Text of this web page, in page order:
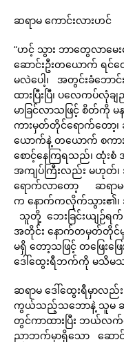
ဆရာမ ကောင်းလားဟင်
“ဟင့် သွား ဘာတွေလာမေ
ဆောင်းဦးတယောက် ရင်တွ
မလဲပေါ့၊ အတွင်းခံဘေ
ထားပြီးပြီ၊ ပလေကပ်လုံ
မာခြင်လာသဖြင့် စိတ်ကို
ကားမှတ်တိုင်ရောက်တော့၊
ယောက်နဲ့ တယောက် စကား
စောင့်နေကြရသည်၊ ထုံ
အကျပ်ကြီးလည်း မဟုတ်၊
ရောက်လာတော့ ဆရာမဒ
က နောက်ကလိုက်သွား၏၊
သူတို့ ဘေးခြင်းယျဉ်ရက်
အတိုင်း နောက်တမှတ်တိုင်မှ
မရှိ တော့သဖြင့် တဖြေးဖ
ဒေါ်ထွေးရီဘက်ကို မသိမ
ဆရာမ ဒေါ်ထွေးရီမှာလ
ကွယ်သည့်သဘောနဲ့ သူမ
တွင်ကာထားပြီး ဘယ်လ
ညာဘက်မှာရှိသော ဆောင်